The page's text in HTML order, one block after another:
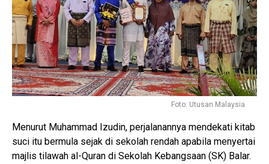
Foto: Utusan Malaysia
Menurut Muhammad Izudin, perjalanannya mendekati kitab
suci itu bermula sejak di sekolah rendah apabila menyertai
majlis tilawah al-Quran di Sekolah Kebangsaan (SK) Balar.